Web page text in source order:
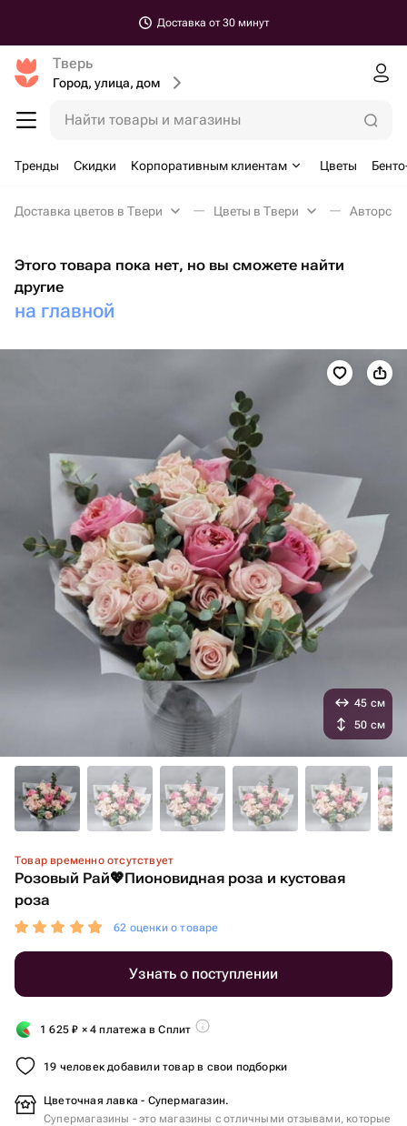
Доставка от 30 минут
Тверь
Город, улица, дом
Найти товары и магазины
Тренды Скидки Корпоративным клиентам Цветы
Доставка цветов в Твери Цветы в Твери
Этого товара пока нет, но вы сможете найти
другие
на главной
Товар временно отсутствует
Розовый Рай💖Пионовидная роза и кустовая
роза
62 оценки о товаре
Узнать о поступлении
1 625₽ × 4 платежа в Сплит
19 человек добавили товар в свои подборки
Цветочная лавка - Супермагазин.
Супермагазины - это магазины с отличными отзывами, которые
45 см
50 см